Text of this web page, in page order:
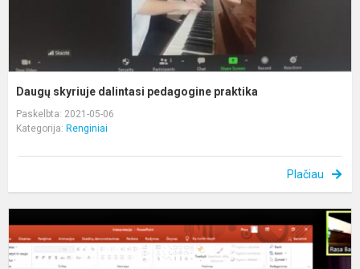
Daugų skyriuje dalintasi pedagogine praktika
Paskelbta: 2021-05-06
Kategorija: Renginiai
Plačiau